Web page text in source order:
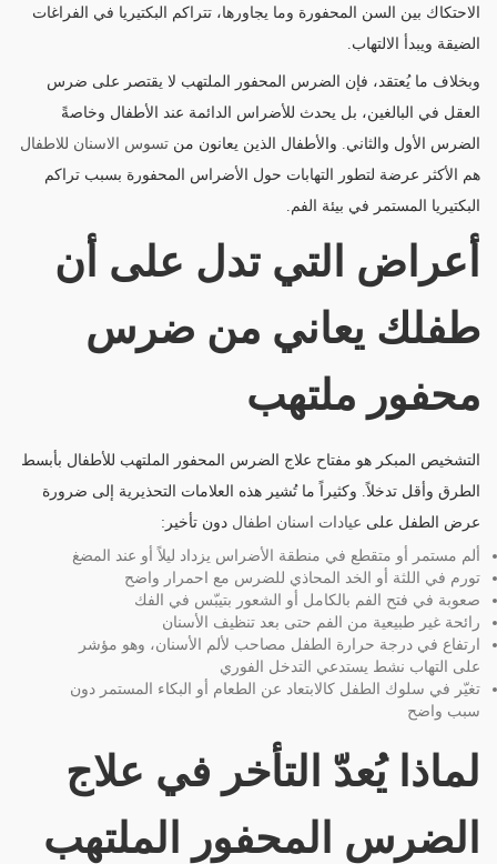
الاحتكاك بين السن المحفورة وما يجاورها، تتراكم البكتيريا في الفراغات
الضيقة ويبدأ الالتهاب.
وبخلاف ما يُعتقد، فإن الضرس المحفور الملتهب لا يقتصر على ضرس
العقل في البالغين، بل يحدث للأضراس الدائمة عند الأطفال وخاصةً
الضرس الأول والثاني. والأطفال الذين يعانون من تسوس الاسنان للاطفال
هم الأكثر عرضة لتطور التهابات حول الأضراس المحفورة بسبب تراكم
البكتيريا المستمر في بيئة الفم.
أعراض التي تدل على أن
طفلك يعاني من ضرس
محفور ملتهب
التشخيص المبكر هو مفتاح علاج الضرس المحفور الملتهب للأطفال بأبسط
الطرق وأقل تدخلاً. وكثيراً ما تُشير هذه العلامات التحذيرية إلى ضرورة
عرض الطفل على عيادات اسنان اطفال دون تأخير:
ألم مستمر أو متقطع في منطقة الأضراس يزداد ليلاً أو عند المضغ
تورم في اللثة أو الخد المحاذي للضرس مع احمرار واضح
صعوبة في فتح الفم بالكامل أو الشعور بتيبّس في الفك
رائحة غير طبيعية من الفم حتى بعد تنظيف الأسنان
ارتفاع في درجة حرارة الطفل مصاحب لألم الأسنان، وهو مؤشر
على التهاب نشط يستدعي التدخل الفوري
تغيّر في سلوك الطفل كالابتعاد عن الطعام أو البكاء المستمر دون
سبب واضح
لماذا يُعدّ التأخر في علاج
الضرس المحفور الملتهب